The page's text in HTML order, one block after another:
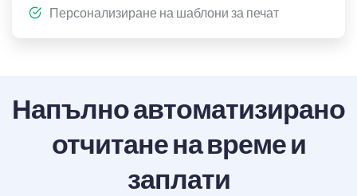
Персонализиране на шаблони за печат
Напълно автоматизирано
отчитане на време и
заплати